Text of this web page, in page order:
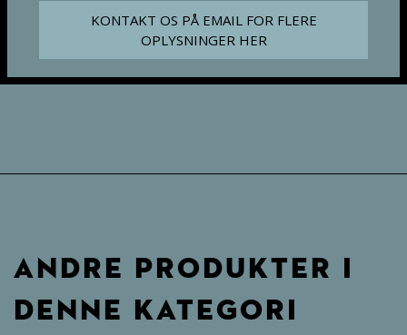
KONTAKT OS PÅ EMAIL FOR FLERE
OPLYSNINGER HER
ANDRE PRODUKTER I
DENNE KATEGORI